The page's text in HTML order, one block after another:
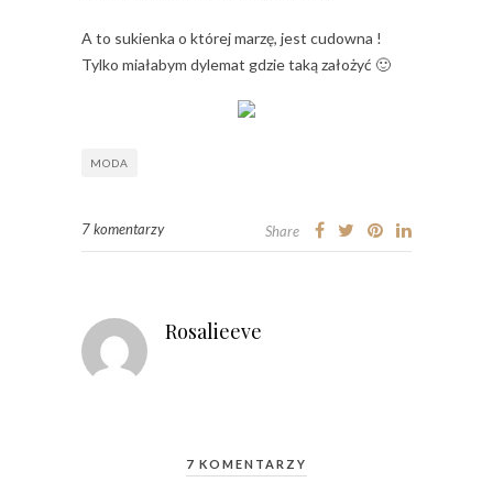
A to sukienka o której marzę, jest cudowna !
Tylko miałabym dylemat gdzie taką założyć 🙂
MODA
7 komentarzy Share
Rosalieeve
7 KOMENTARZY